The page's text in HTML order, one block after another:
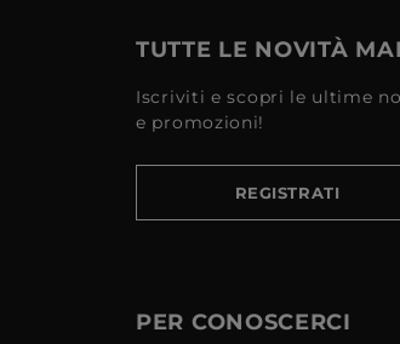
TUTTE LE NOVITÀ
Iscriviti e scopri le ultime
e promozioni!
REGISTRATI
PER CONOSCERCI